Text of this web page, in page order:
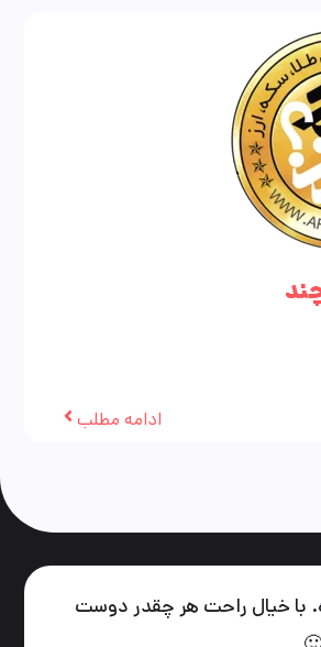
ادامه مطلب
با خیال راحت هر چقدر دوست